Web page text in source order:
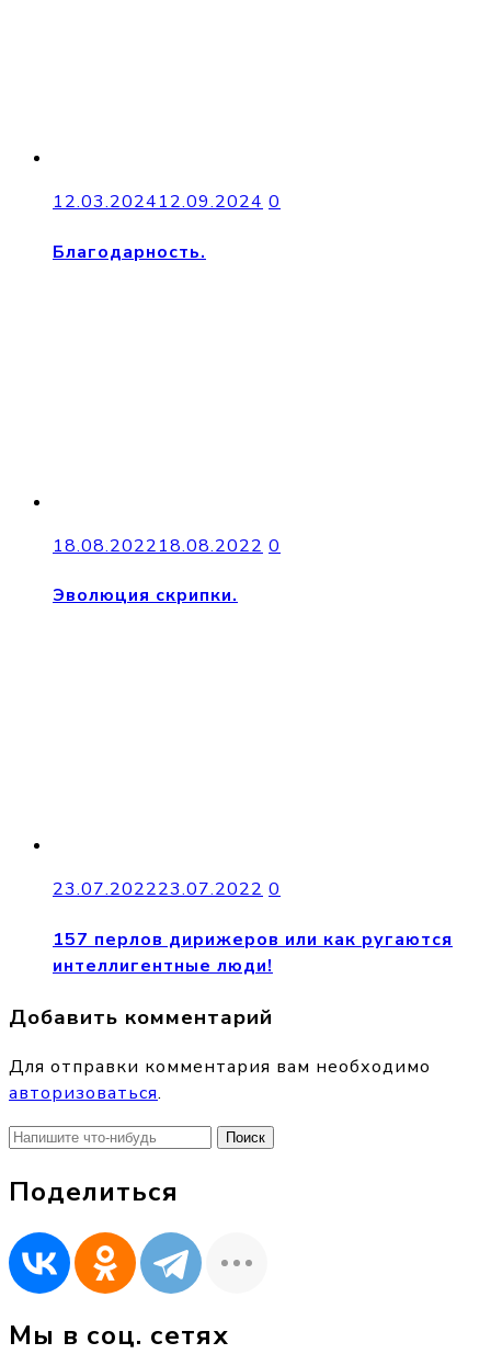
12.03.202412.09.2024 0
Благодарность.
18.08.202218.08.2022 0
Эволюция скрипки.
23.07.202223.07.2022 0
157 перлов дирижеров или как ругаются
интеллигентные люди!
Добавить комментарий
Для отправки комментария вам необходимо
авторизоваться.
Найти:
Поделиться
Мы в соц. сетях